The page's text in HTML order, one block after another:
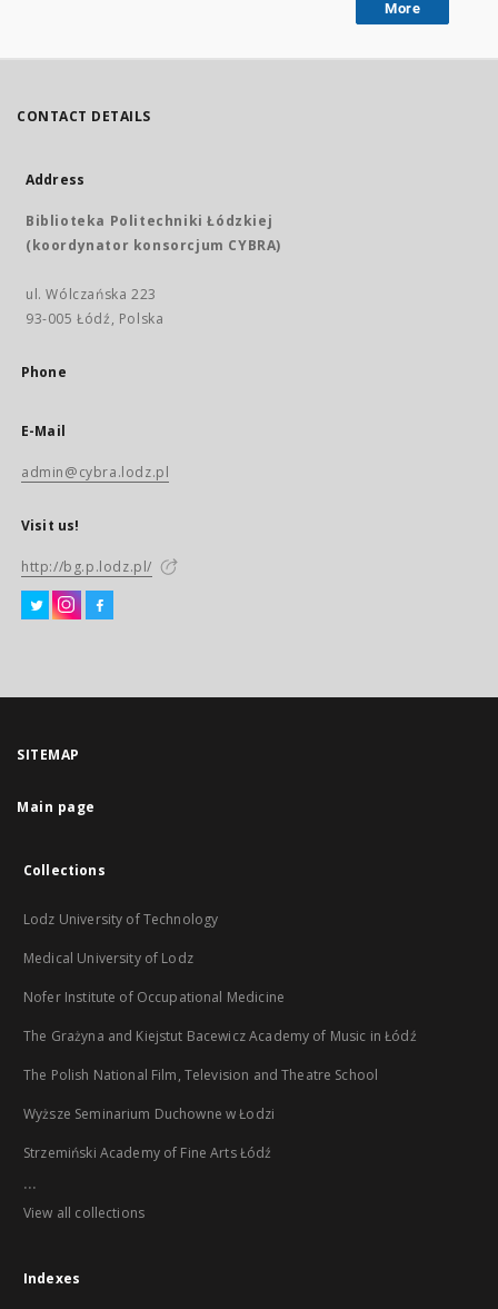
More
CONTACT DETAILS
Address
Biblioteka Politechniki Łódzkiej
(koordynator konsorcjum CYBRA)
ul. Wólczańska 223
93-005 Łódź, Polska
Phone
E-Mail
admin@cybra.lodz.pl
Visit us!
http://bg.p.lodz.pl/
SITEMAP
Main page
Collections
Lodz University of Technology
Medical University of Lodz
Nofer Institute of Occupational Medicine
The Grażyna and Kiejstut Bacewicz Academy of Music in Łódź
The Polish National Film, Television and Theatre School
Wyższe Seminarium Duchowne w Łodzi
Strzemiński Academy of Fine Arts Łódź
...
View all collections
Indexes